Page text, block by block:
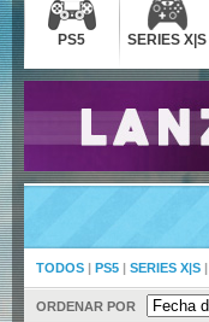
PS5 SERIES X|S
TODOS | PS5 | SERIES X|S |
ORDENAR POR